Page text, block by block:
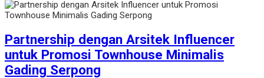
Partnership dengan Arsitek Influencer
untuk Promosi Townhouse Minimalis
Gading Serpong